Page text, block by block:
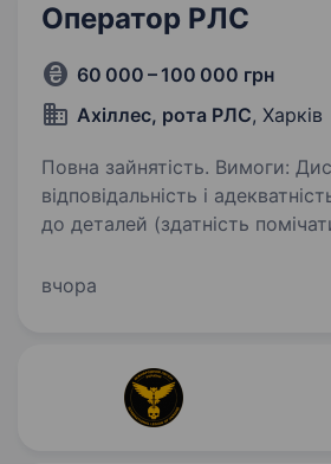
Оператор РЛС
60 000 – 100 000 грн
Ахіллес, рота РЛС, Харків
Повна зайнятість. Вимоги: Дисциплінованість,
відповідальність і адекватність.
до деталей (здатність
працювати в команді. Саме головне не
вчора